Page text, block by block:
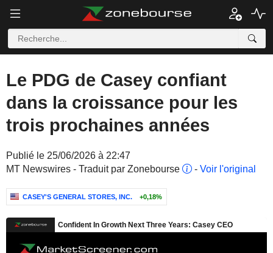
Le PDG de Casey confiant
dans la croissance pour les
trois prochaines années
Publié le 25/06/2026 à 22:47
MT Newswires - Traduit par Zonebourse
- Voir l'original
CASEY'S GENERAL STORES, INC. +0,18%